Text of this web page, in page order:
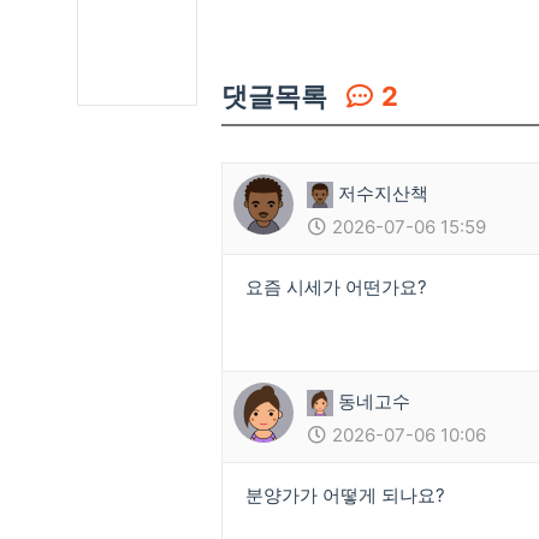
댓글목록 2
저수지산책
2026-07-06 15:59
요즘 시세가 어떤가요?
동네고수
2026-07-06 10:06
분양가가 어떻게 되나요?